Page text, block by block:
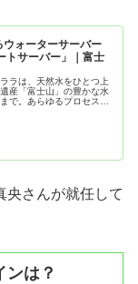
ウォーターサーバー
トサーバー」｜富士
ラは、天然水をひとつ上
産「富士山」の豊かな水
で。あらゆるプロセス
央さんが就任して
ンは？